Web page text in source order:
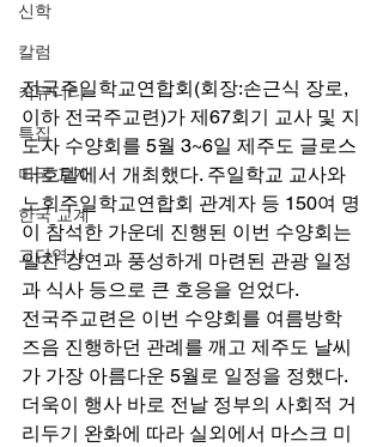
신학
칼럼
커뮤니티
특집
미국 교계
한국 교계
교단역사
전국주일학교연합회(회장:손근식 장로,
이하 전국주교련)가 제67회기 교사 및 지
도자 수양회를 5월 3~6일 제주도 글로스
터호텔에서 개최했다. 주일학교 교사와
노회주일학교연합회 관계자 등 150여 명
이 참석한 가운데 진행된 이번 수양회는
알찬 강연과 풍성하게 마련된 관광 일정
과 식사 등으로 큰 호응을 얻었다.
전국주교련은 이번 수양회를 여름방학
즈음 진행하던 관례를 깨고 제주도 날씨
가 가장 아름다운 5월로 일정을 정했다.
더욱이 행사 바로 전날 정부의 사회적 거
리두기 완화에 따라 실외에서 마스크 미